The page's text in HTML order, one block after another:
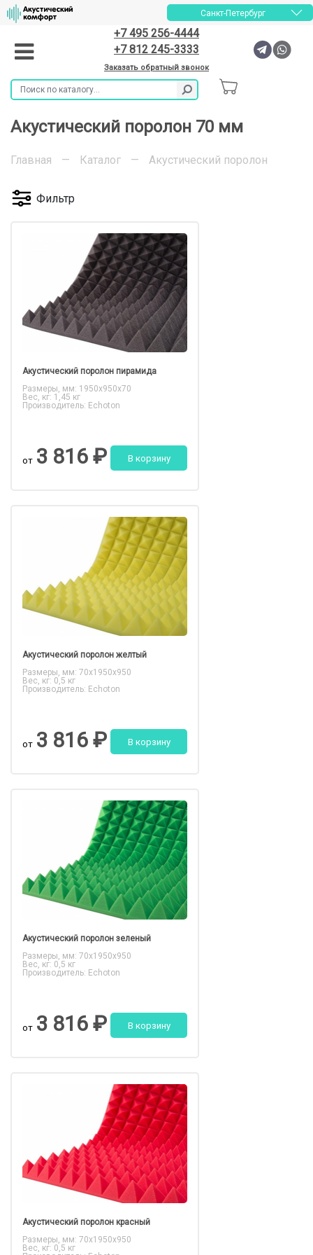
Санкт-Петербург
+7 495 256-4444
+7 812 245-3333
Заказать обратный звонок
Акустический поролон 70 мм
Главная — Каталог — Акустический поролон
Фильтр
Акустический поролон пирамида
Размеры, мм: 1950x950x70
Вес, кг: 1,45 кг
Производитель: Echoton
от 3 816 ₽ В корзину
Акустический поролон желтый
Размеры, мм: 70x1950x950
Вес, кг: 0,5 кг
Производитель: Echoton
от 3 816 ₽ В корзину
Акустический поролон зеленый
Размеры, мм: 70x1950x950
Вес, кг: 0,5 кг
Производитель: Echoton
от 3 816 ₽ В корзину
Акустический поролон красный
Размеры, мм: 70x1950x950
Вес, кг: 0,5 кг